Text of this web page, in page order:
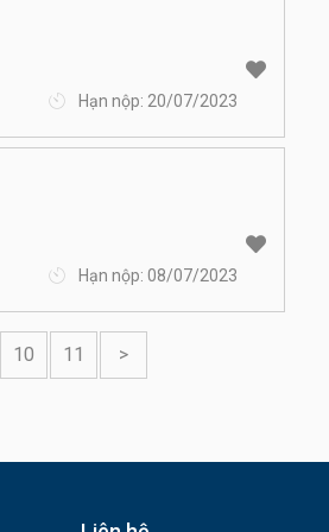
Hạn nộp: 20/07/2023
Hạn nộp: 08/07/2023
10 11 >